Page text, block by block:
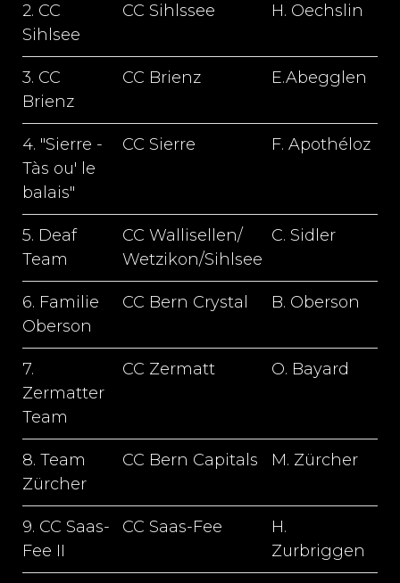
2. CC
Sihlsee
CC Sihlssee H. Oechslin
3. CC
Brienz
CC Brienz E.Abegglen
4. "Sierre -
Tàs ou' le
balais"
CC Sierre F. Apothéloz
5. Deaf
Team
CC Wallisellen/
Wetzikon/Sihlsee
C. Sidler
6. Familie
Oberson
CC Bern Crystal B. Oberson
7.
Zermatter
Team
CC Zermatt O. Bayard
8. Team
Zürcher
CC Bern Capitals M. Zürcher
9. CC Saas-
Fee II
CC Saas-Fee
H.
Zurbriggen